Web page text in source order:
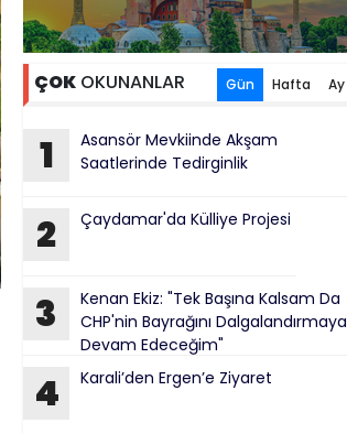
ÇOK OKUNANLAR Gün Hafta Ay
1
​Asansör Mevkiinde Akşam
Saatlerinde Tedirginlik
2 Çaydamar'da Külliye Projesi
3
Kenan Ekiz: "Tek Başına Kalsam Da
CHP'nin Bayrağını Dalgalandırmaya
Devam Edeceğim"
4 Karali’den Ergen’e Ziyaret